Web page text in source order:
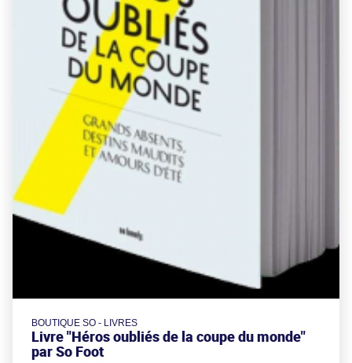
BOUTIQUE SO - LIVRES
Livre "Héros oubliés de la coupe du monde"
par So Foot